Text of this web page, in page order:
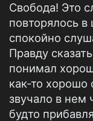
Свобода! Это
повторялось
спокойно
Правду
понимал
как-то хорошо
звучало в нем
будто